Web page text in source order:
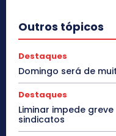
Outros tópicos
Destaques
Domingo será de
Destaques
Liminar impede
sindicatos